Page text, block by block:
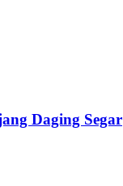
Daging Segar